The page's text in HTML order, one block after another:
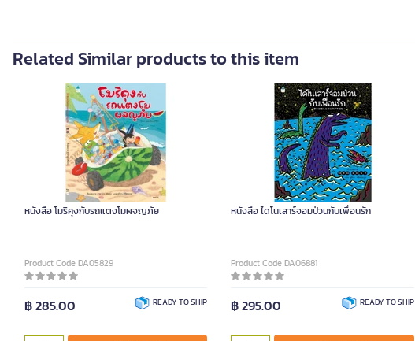
Related Similar products to this item
หนังสือ โมริคุงกับรถแตงโมผจญภัย
Product Code DA05829
฿ 285.00 READY TO SHIP
หนังสือ ไดโนเสาร์จอมป่วนกับเพื่อนรัก
Product Code DA06881
฿ 295.00 READY TO SHIP